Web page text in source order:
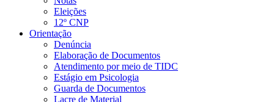
Eleições
12º CNP
Orientação
Denúncia
Elaboração de Documentos
Atendimento por meio de TIDC
Estágio em Psicologia
Guarda de Documentos
Lacre de Material